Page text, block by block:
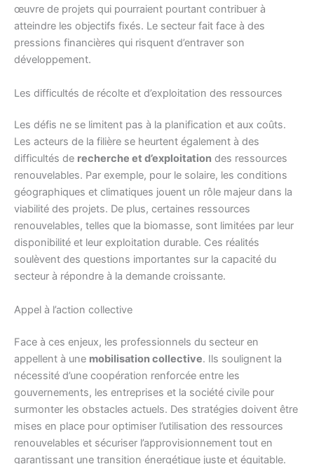
œuvre de projets qui pourraient pourtant contribuer à
atteindre les objectifs fixés. Le secteur fait face à des
pressions financières qui risquent d’entraver son
développement.
Les difficultés de récolte et d’exploitation des ressources
Les défis ne se limitent pas à la planification et aux coûts.
Les acteurs de la filière se heurtent également à des
difficultés de recherche et d’exploitation des ressources
renouvelables. Par exemple, pour le solaire, les conditions
géographiques et climatiques jouent un rôle majeur dans la
viabilité des projets. De plus, certaines ressources
renouvelables, telles que la biomasse, sont limitées par leur
disponibilité et leur exploitation durable. Ces réalités
soulèvent des questions importantes sur la capacité du
secteur à répondre à la demande croissante.
Appel à l’action collective
Face à ces enjeux, les professionnels du secteur en
appellent à une mobilisation collective. Ils soulignent la
nécessité d’une coopération renforcée entre les
gouvernements, les entreprises et la société civile pour
surmonter les obstacles actuels. Des stratégies doivent être
mises en place pour optimiser l’utilisation des ressources
renouvelables et sécuriser l’approvisionnement tout en
garantissant une transition énergétique juste et équitable.